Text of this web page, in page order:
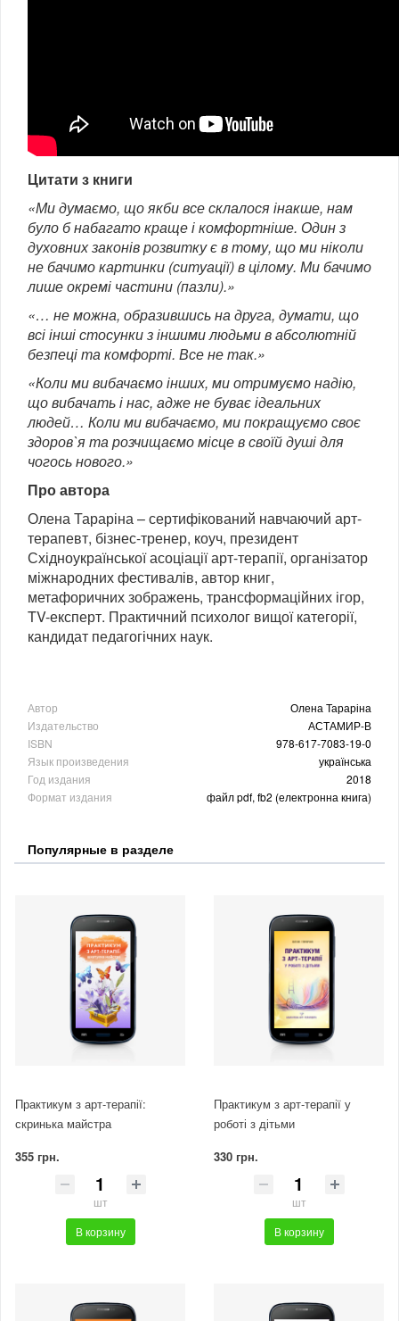
Цитати з книги
«Ми думаємо, що якби все склалося інакше, нам
було б набагато краще і комфортніше. Один з
духовних законів розвитку є в тому, що ми ніколи
не бачимо картинки (ситуації) в цілому. Ми бачимо
лише окремі частини (пазли).»
«… не можна, образившись на друга, думати, що
всі інші стосунки з іншими людьми в абсолютній
безпеці та комфорті. Все не так.»
«Коли ми вибачаємо інших, ми отримуємо надію,
що вибачать і нас, адже не буває ідеальних
людей… Коли ми вибачаємо, ми покращуємо своє
здоров`я та розчищаємо місце в своїй душі для
чогось нового.»
Про автора
Олена Тараріна – сертифікований навчаючий арт-
терапевт, бізнес-тренер, коуч, президент
Східноукраїнської асоціації арт-терапії, організатор
міжнародних фестивалів, автор книг,
метафоричних зображень, трансформаційних ігор,
TV-експерт. Практичний психолог вищої категорії,
кандидат педагогічних наук.
Автор
Олена Тараріна
Издательство
АСТАМИР-В
ISBN
978-617-7083-19-0
Язык произведения
українська
Год издания
2018
Формат издания
файл pdf, fb2 (електронна книга)
Популярные в разделе
Практикум з арт-терапії:
скринька майстра
355 грн.
шт
В корзину
Практикум з арт-терапії у
роботі з дітьми
330 грн.
шт
В корзину